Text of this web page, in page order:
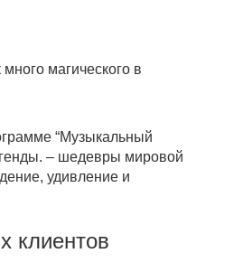
магического в
“Музыкальный
– шедевры мировой
удивление и
клиентов